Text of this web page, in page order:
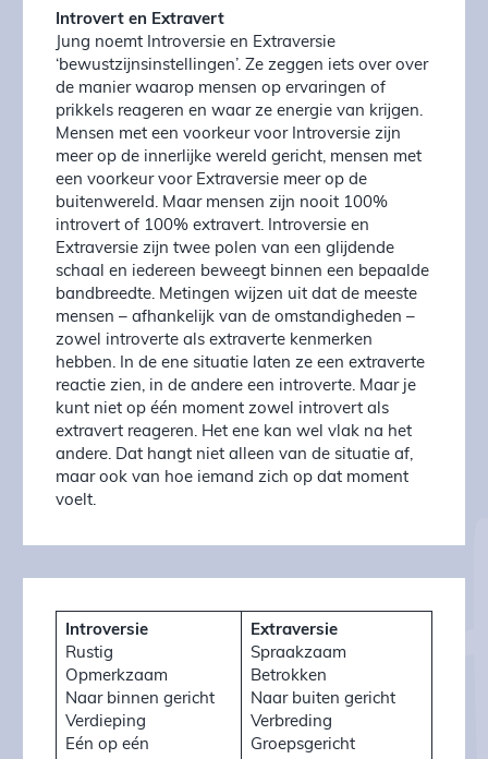
Introvert en Extravert
Jung noemt Introversie en Extraversie
‘bewustzijnsinstellingen’. Ze zeggen iets over over
de manier waarop mensen op ervaringen of
prikkels reageren en waar ze energie van krijgen.
Mensen met een voorkeur voor Introversie zijn
meer op de innerlijke wereld gericht, mensen met
een voorkeur voor Extraversie meer op de
buitenwereld. Maar mensen zijn nooit 100%
introvert of 100% extravert. Introversie en
Extraversie zijn twee polen van een glijdende
schaal en iedereen beweegt binnen een bepaalde
bandbreedte. Metingen wijzen uit dat de meeste
mensen – afhankelijk van de omstandigheden –
zowel introverte als extraverte kenmerken
hebben. In de ene situatie laten ze een extraverte
reactie zien, in de andere een introverte. Maar je
kunt niet op één moment zowel introvert als
extravert reageren. Het ene kan wel vlak na het
andere. Dat hangt niet alleen van de situatie af,
maar ook van hoe iemand zich op dat moment
voelt.
Introversie
Rustig
Opmerkzaam
Naar binnen gericht
Verdieping
Eén op eén
Extraversie
Spraakzaam
Betrokken
Naar buiten gericht
Verbreding
Groepsgericht